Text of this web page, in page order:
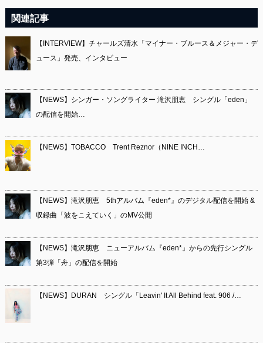
関連記事
【INTERVIEW】チャールズ清水「マイナー・ブルース＆メジャー・デ
ュース」発売、インタビュー
【NEWS】シンガー・ソングライター 滝沢朋恵 シングル「eden」
の配信を開始…
【NEWS】TOBACCO Trent Reznor（NINE INCH…
【NEWS】滝沢朋恵 5thアルバム『eden*』のデジタル配信を開始 &
収録曲「波をこえていく」のMV公開
【NEWS】滝沢朋恵 ニューアルバム『eden*』からの先行シングル
第3弾「舟」の配信を開始
【NEWS】DURAN シングル「Leavin' It All Behind feat. 906 /…